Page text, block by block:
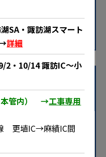
SA・諏訪湖スマート
詳細
2・10/14 諏訪IC～小
本管内） →工事専用
更埴IC→麻績IC間